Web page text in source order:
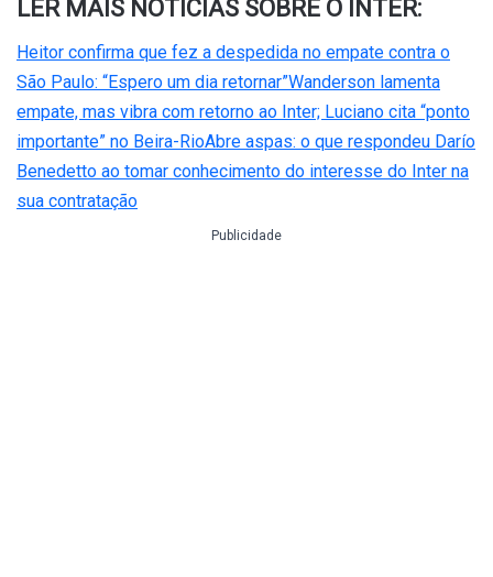
LER MAIS NOTÍCIAS SOBRE O INTER:
Heitor confirma que fez a despedida no empate contra o
São Paulo: “Espero um dia retornar”Wanderson lamenta
empate, mas vibra com retorno ao Inter; Luciano cita “ponto
importante” no Beira-RioAbre aspas: o que respondeu Darío
Benedetto ao tomar conhecimento do interesse do Inter na
sua contratação
Publicidade